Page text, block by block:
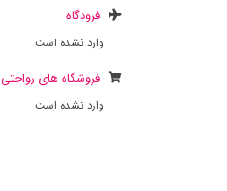
فرودگاه
وارد نشده است
فروشگاه های رواحتی
وارد نشده است